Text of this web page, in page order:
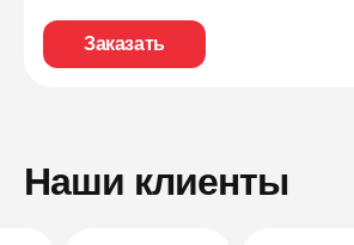
Заказать
Наши клиенты